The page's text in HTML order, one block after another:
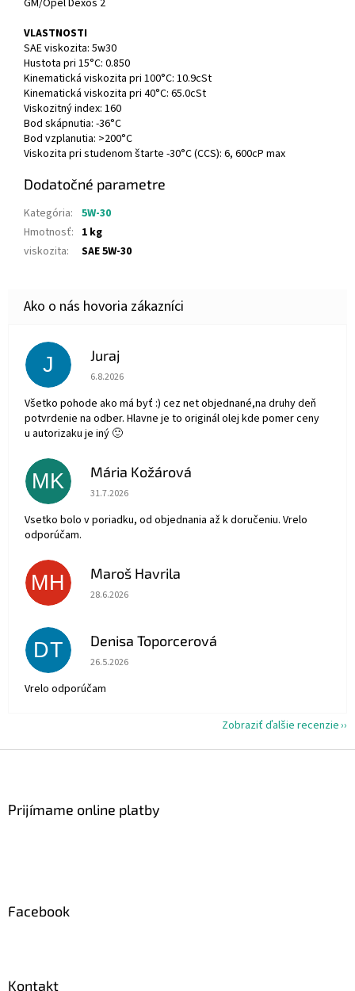
GM/Opel Dexos 2
VLASTNOSTI
SAE viskozita: 5w30
Hustota pri 15°C: 0.850
Kinematická viskozita pri 100°C: 10.9cSt
Kinematická viskozita pri 40°C: 65.0cSt
Viskozitný index: 160
Bod skápnutia: -36°C
Bod vzplanutia: >200°C
Viskozita pri studenom štarte -30°C (CCS): 6, 600cP max
Dodatočné parametre
Kategória: 5W-30
Hmotnosť: 1 kg
viskozita: SAE 5W-30
J Juraj
Hodnotenie obchodu je 5 z 5 hviezdičiek.
6.8.2026
Všetko pohode ako má byť :) cez net objednané,na druhy deň
potvrdenie na odber. Hlavne je to originál olej kde pomer ceny
u autorizaku je iný 🙂
MK Mária Kožárová
Hodnotenie obchodu je 5 z 5 hviezdičiek.
31.7.2026
Vsetko bolo v poriadku, od objednania až k doručeniu. Vrelo
odporúčam.
MH Maroš Havrila
Hodnotenie obchodu je 5 z 5 hviezdičiek.
28.6.2026
DT Denisa Toporcerová
Hodnotenie obchodu je 5 z 5 hviezdičiek.
26.5.2026
Vrelo odporúčam
Zobraziť ďalšie recenzie
Prijímame online platby
Facebook
Kontakt